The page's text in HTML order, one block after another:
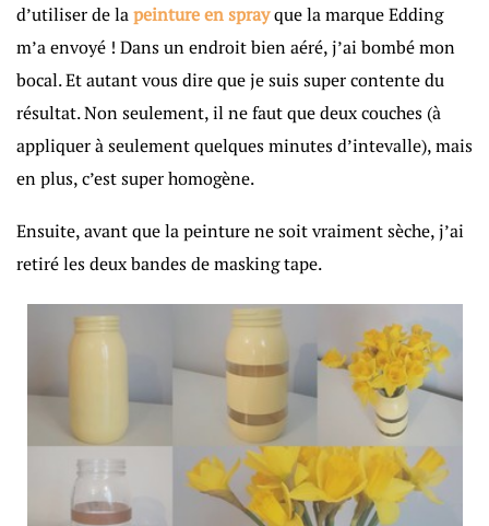
d’utiliser de lapeinture en sprayque la marque Edding
m’a envoyé ! Dans un endroit bien aéré, j’ai bombé mon
bocal. Et autant vous dire que je suis super contente du
résultat. Non seulement, il ne faut que deux couches (à
appliquer à seulement quelques minutes d’intevalle), mais
en plus, c’est super homogène.
Ensuite, avant que la peinture ne soit vraiment sèche, j’ai
retiré les deux bandes de masking tape.